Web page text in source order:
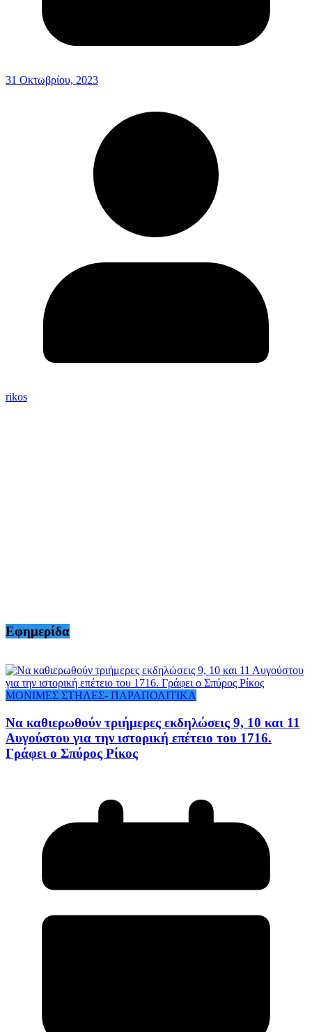
31 Οκτωβρίου, 2023
rikos
Εφημερίδα
ΜΟΝΙΜΕΣ ΣΤΗΛΕΣ- ΠΑΡΑΠΟΛΙΤΙΚΑ
Να καθιερωθούν τριήμερες εκδηλώσεις 9, 10 και 11
Αυγούστου για την ιστορική επέτειο του 1716.
Γράφει ο Σπύρος Ρίκος